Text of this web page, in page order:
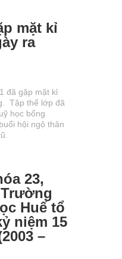
mặt kỉ
ra
đã gặp mặt kỉ
Tập thể lớp đã
học bổng
hội ngộ thân
cũ.
23,
Huế tổ
niệm 15
–